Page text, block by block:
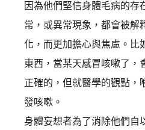
因為他們堅信身體毛病的存
常，或異常現象，都會被解
化，而更加擔心與焦慮。比
東西，當某天感冒咳嗽了，
正確的，但就醫學的觀點，
發咳嗽。
身體妄想者為了消除他們自